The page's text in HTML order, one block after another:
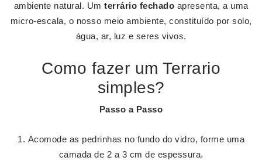
ambiente natural. Um terrário fechado apresenta, a uma
micro-escala, o nosso meio ambiente, constituído por solo,
água, ar, luz e seres vivos.
Como fazer um Terrario
simples?
Passo a Passo
Acomode as pedrinhas no fundo do vidro, forme uma
camada de 2 a 3 cm de espessura.